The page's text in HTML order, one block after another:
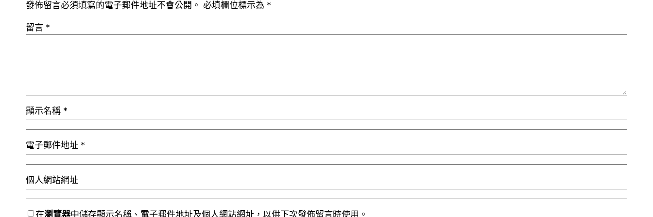
發佈留言必須填寫的電子郵件地址不會公開。 必填欄位標示為 *
留言 *
顯示名稱 *
電子郵件地址 *
個人網站網址
在瀏覽器中儲存顯示名稱、電子郵件地址及個人網站網址，以供下次發佈留言時使用。